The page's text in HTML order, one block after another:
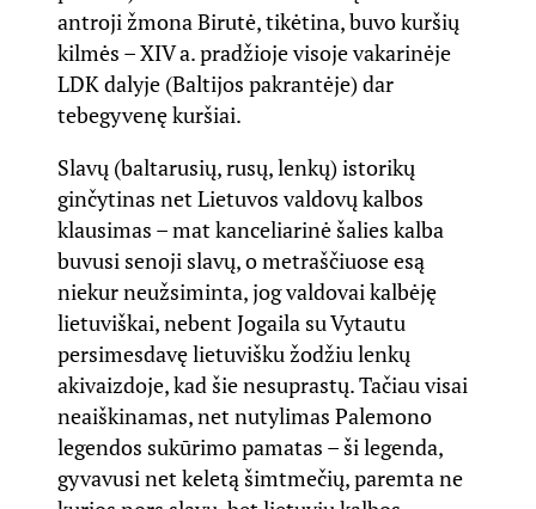
antroji žmona Birutė, tikėtina, buvo kuršių
kilmės – XIV a. pradžioje visoje vakarinėje
LDK dalyje (Baltijos pakrantėje) dar
tebegyvenę kuršiai.
Slavų (baltarusių, rusų, lenkų) istorikų
ginčytinas net Lietuvos valdovų kalbos
klausimas – mat kanceliarinė šalies kalba
buvusi senoji slavų, o metraščiuose esą
niekur neužsiminta, jog valdovai kalbėję
lietuviškai, nebent Jogaila su Vytautu
persimesdavę lietuvišku žodžiu lenkų
akivaizdoje, kad šie nesuprastų. Tačiau visai
neaiškinamas, net nutylimas Palemono
legendos sukūrimo pamatas – ši legenda,
gyvavusi net keletą šimtmečių, paremta ne